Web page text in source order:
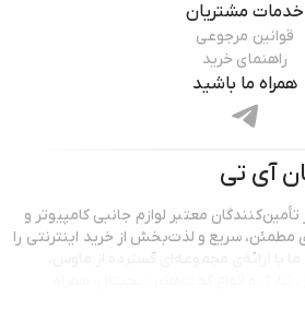
خدمات مشتریان
قوانین مرجوعی
راهنمای خرید
همراه ما باشید
آی تی
معتبر لوازم جانبی کامپیوتر و
مطمئن، سریع و لذت‌بخش از خرید اینترنتی را
با ارائه‌ی مجموعه‌ای گسترده از ماوس،
شارژ ،و انواع گجت‌های دیجیتال، همراه